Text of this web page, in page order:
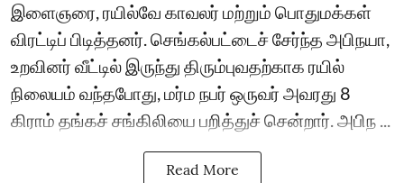
இளைஞரை, ரயில்வே காவலர் மற்றும் பொதுமக்கள்
விரட்டிப் பிடித்தனர். செங்கல்பட்டைச் சேர்ந்த அபிநயா,
உறவினர் வீட்டில் இருந்து திரும்புவதற்காக ரயில்
நிலையம் வந்தபோது, மர்ம நபர் ஒருவர் அவரது 8
கிராம் தங்கச் சங்கிலியை பறித்துச் சென்றார். அபிந ...
Read More